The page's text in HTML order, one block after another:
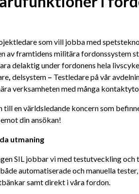
som vill jobba med
av framtidens militära fordonssystem
delaktig under fordonens hela
, delsystem – Testledare på vår
verksamheten med många
till en världsledande koncern som
din ansökan!
utmaning
SIL jobbar vi med testutveckling
automatiserade och manuella
samt direkt i våra fordon.